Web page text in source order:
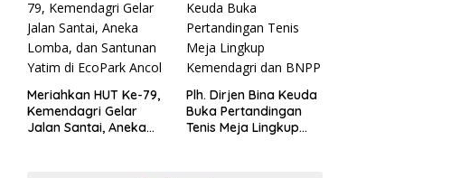
Meriahkan HUT Ke-79,
Kemendagri Gelar
Jalan Santai, Aneka
Plh. Dirjen Bina Keuda
Buka Pertandingan
Tenis Meja Lingkup